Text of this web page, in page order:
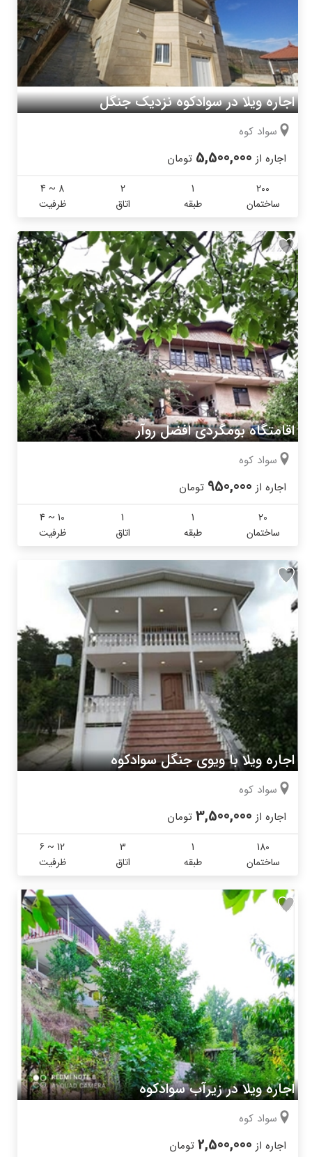
اجاره ویلا در سوادکوه نزدیک جنگل
سواد کوه
اجاره از 5,500,000 تومان
200
ساختمان
1
طبقه
2
اتاق
4 ~ 8
ظرفیت
اقامتگاه بومگردی افضل روآر
سواد کوه
اجاره از 950,000 تومان
20
ساختمان
1
طبقه
1
اتاق
4 ~ 10
ظرفیت
اجاره ویلا با ویوی جنگل سوادکوه
سواد کوه
اجاره از 3,500,000 تومان
180
ساختمان
1
طبقه
3
اتاق
6 ~ 12
ظرفیت
اجاره ویلا در زیرآب سوادکوه
سواد کوه
اجاره از 2,500,000 تومان